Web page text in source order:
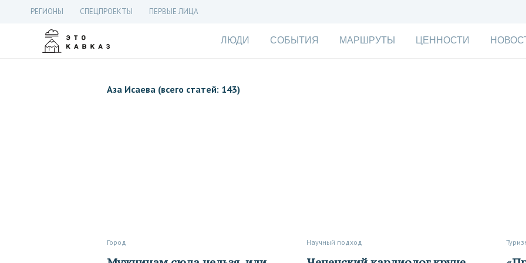
РЕГИОНЫ СПЕЦПРОЕКТЫ ПЕРВЫЕ ЛИЦА
ЛЮДИ СОБЫТИЯ МАРШРУТЫ ЦЕННОСТИ
Аза Исаева (всего статей: 143)
Город Научный подход